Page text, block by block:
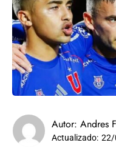
Autor: Andres
Actualizado: 22/